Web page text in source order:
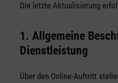
Die letzte Aktualisierung
1. Allgemeine
Dienstleistung
Über den Online-Auftritt